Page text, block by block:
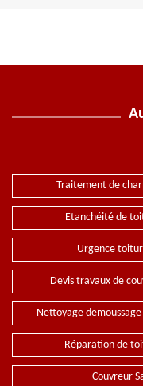
Traitement de
Etanchéité de
Urgence
Devis travaux de
Nettoyage
Réparation de
Couvreur